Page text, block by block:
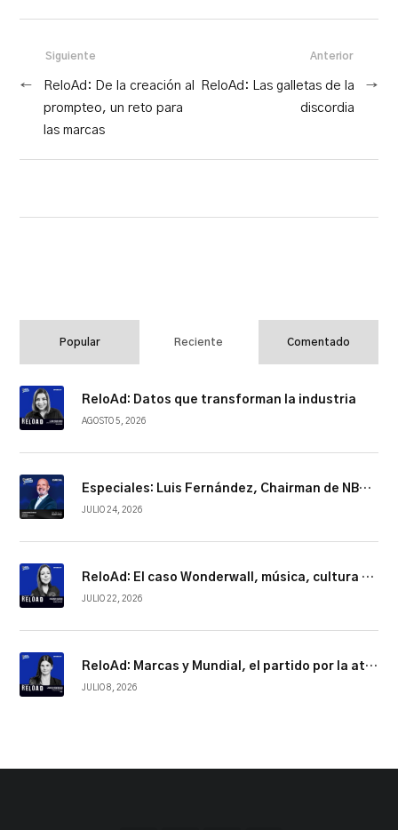
Anterior
ReloAd: Las galletas de la
discordia
→
Siguiente
←
ReloAd: De la creación al
prompteo, un reto para
las marcas
Popular Reciente Comentado
ReloAd: Datos que transforman la industria
AGOSTO 5, 2026
Especiales: Luis Fernández, Chairman de NBCUniversal Telemundo Enterprises
JULIO 24, 2026
ReloAd: El caso Wonderwall, música, cultura y conexión
JULIO 22, 2026
ReloAd: Marcas y Mundial, el partido por la atención
JULIO 8, 2026